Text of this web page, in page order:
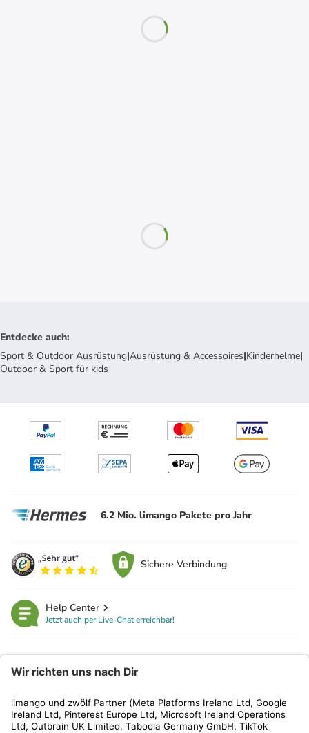
Entdecke auch:
Sport & Outdoor Ausrüstung|Ausrüstung & Accessoires|Kinderhelme|
Outdoor & Sport für kids
6.2 Mio. limango Pakete pro Jahr
Sichere Verbindung
Help Center
Jetzt auch per Live-Chat erreichbar!
Kundenservice